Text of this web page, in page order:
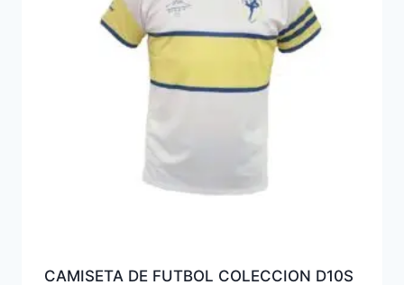
CAMISETA DE FUTBOL COLECCION D10S